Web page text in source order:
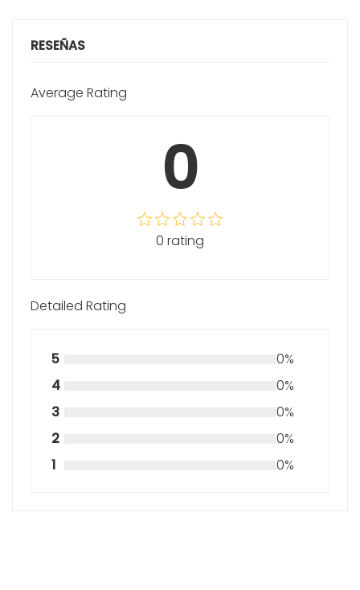
RESEÑAS
Average Rating
0
0 rating
Detailed Rating
5
0%
4
0%
3
0%
2
0%
1
0%